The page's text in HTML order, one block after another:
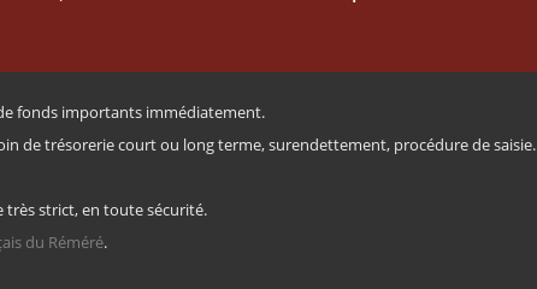
fonds importants immédiatement.
de trésorerie court ou long terme, surendettement, procédure de saisie.
très strict, en toute sécurité.
du Réméré.